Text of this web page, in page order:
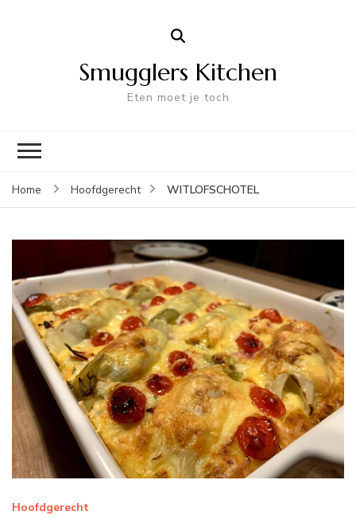
Smugglers Kitchen
Eten moet je toch
Home Hoofdgerecht WITLOFSCHOTEL
Hoofdgerecht